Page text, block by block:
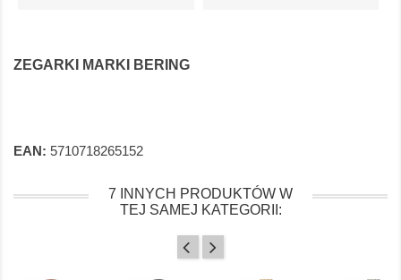
ZEGARKI MARKI BERING
EAN: 5710718265152
7 INNYCH PRODUKTÓW W
TEJ SAMEJ KATEGORII: